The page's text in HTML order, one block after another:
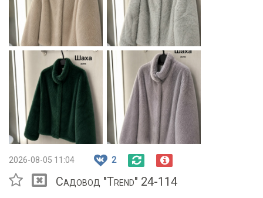
2026-08-05 11:04 2
Садовод "Trend" 24-114